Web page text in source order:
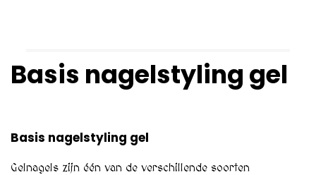
Basis nagelstyling gel
Basis nagelstyling gel
Gelnagels zijn één van de verschillende soorten